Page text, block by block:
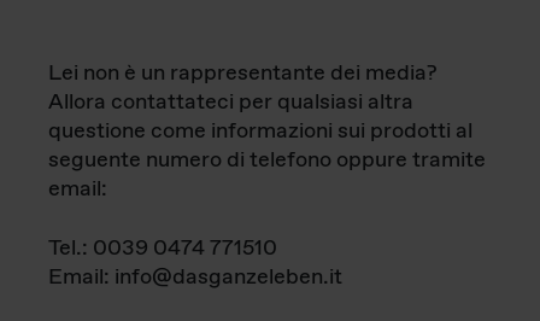
Lei non è un rappresentante dei media?
Allora contattateci per qualsiasi altra
questione come informazioni sui prodotti al
seguente numero di telefono oppure tramite
email:
Tel.: 0039 0474 771510
Email: info@dasganzeleben.it